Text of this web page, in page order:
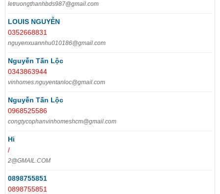
letruongthanhbds987@gmail.com
LOUIS NGUYỄN
0352668831
nguyenxuannhu010186@gmail.com
Nguyễn Tấn Lộc
0343863944
vinhomes.nguyentanloc@gmail.com
Nguyễn Tấn Lộc
0968525586
congtycophanvinhomeshcm@gmail.com
Hi
/
2@GMAIL.COM
0898755851
0898755851